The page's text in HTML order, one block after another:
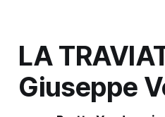
LA
Giuseppe